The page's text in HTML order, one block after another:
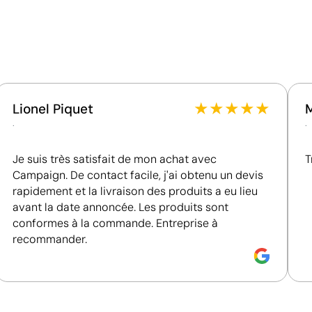
Couleurs unies intenses avec un excellent
Bronze, se situant parmi les 35 % des meilleures
entreprises en matière de performance ESG.
Fournisseur certifié ISO 14001, attestant d'un
Emballage - Points: 10 / 10
Sans emballage individuel, ce qui évite les déchets
inutiles par unité.
Lionel Piquet
.
★★★★★
Je suis très satisfait de mon achat avec
Campaign. De contact facile, j'ai obtenu un devis
rapidement et la livraison des produits a eu lieu
avant la date annoncée. Les produits sont
conformes à la commande. Entreprise à
recommander.
.